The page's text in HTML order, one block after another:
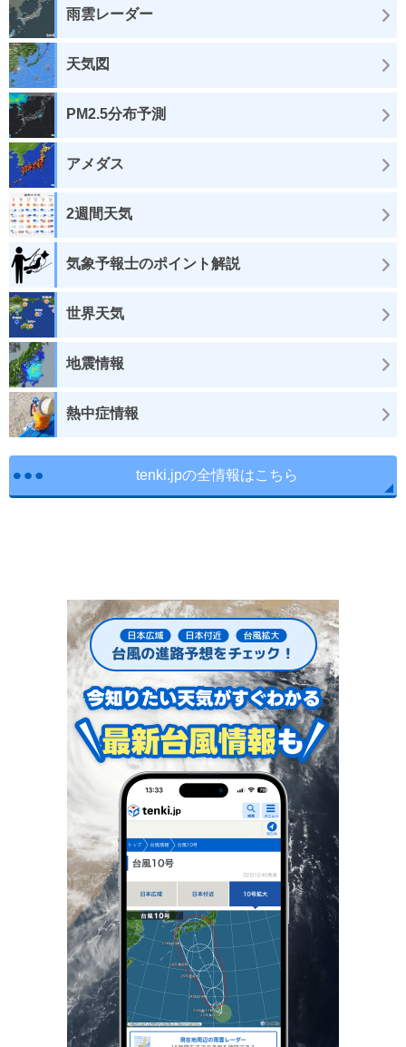
雨雲レーダー
天気図
PM2.5分布予測
アメダス
2週間天気
気象予報士のポイント解説
世界天気
地震情報
熱中症情報
tenki.jpの全情報はこちら